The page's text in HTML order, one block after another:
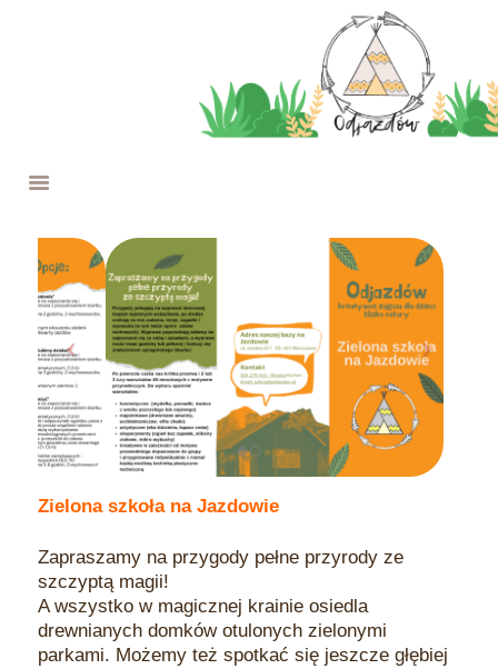
W ROKU SZKOLNYM
WYPRAWY
WESPRZYJ NAS
KONTAKT
Zielona szkoła na Jazdowie
Zapraszamy na przygody pełne przyrody ze
szczyptą magii!
A wszystko w magicznej krainie osiedla
drewnianych domków otulonych zielonymi
parkami. Możemy też spotkać się jeszcze głębiej